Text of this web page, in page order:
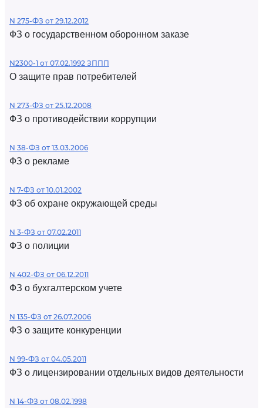
N 275-ФЗ от 29.12.2012
ФЗ о государственном оборонном заказе
N2300-1 от 07.02.1992 ЗППП
О защите прав потребителей
N 273-ФЗ от 25.12.2008
ФЗ о противодействии коррупции
N 38-ФЗ от 13.03.2006
ФЗ о рекламе
N 7-ФЗ от 10.01.2002
ФЗ об охране окружающей среды
N 3-ФЗ от 07.02.2011
ФЗ о полиции
N 402-ФЗ от 06.12.2011
ФЗ о бухгалтерском учете
N 135-ФЗ от 26.07.2006
ФЗ о защите конкуренции
N 99-ФЗ от 04.05.2011
ФЗ о лицензировании отдельных видов деятельности
N 14-ФЗ от 08.02.1998